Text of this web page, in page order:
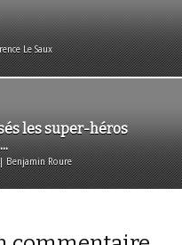
Le Saux
les super-héros
Benjamin Roure